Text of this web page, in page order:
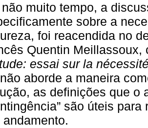
não muito tempo, a
sobre a
foi reacendida no
Quentin
essai sur la
aborde a maneira
as definições que o
são úteis
andamento.